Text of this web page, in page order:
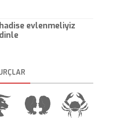
hadise evlenmeliyiz
dinle